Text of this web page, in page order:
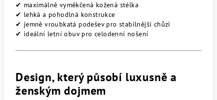
✔ maximálně vyměkčená kožená stélka
✔ lehká a pohodlná konstrukce
✔ jemně vroubkatá podešev pro stabilnější chůzi
✔ ideální letní obuv pro celodenní nošení
Design, který působí luxusně a
ženským dojmem